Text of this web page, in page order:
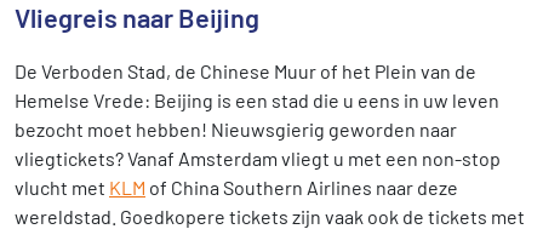
Vliegreis naar Beijing
De Verboden Stad, de Chinese Muur of het Plein van de
Hemelse Vrede: Beijing is een stad die u eens in uw leven
bezocht moet hebben! Nieuwsgierig geworden naar
vliegtickets? Vanaf Amsterdam vliegt u met een non-stop
vlucht met KLM of China Southern Airlines naar deze
wereldstad. Goedkopere tickets zijn vaak ook de tickets met